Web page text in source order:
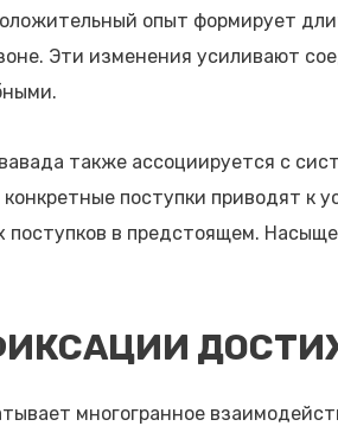
опыт формирует
Эти изменения усиливают
также ассоциируется с
поступки приводят к
поступков в предстоящем.
многогранное